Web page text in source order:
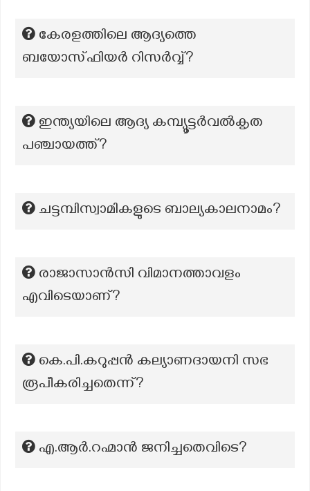
കേരളത്തിലെ ആദ്യത്തെ
ബയോസ്ഫിയര്‍ റിസര്‍വ്വ്?
ഇന്ത്യയിലെ ആദ്യ കമ്പ്യൂട്ടർവൽകൃത
പഞ്ചായത്ത്?
ചട്ടമ്പിസ്വാമികളുടെ ബാല്യകാലനാമം?
രാജാസാൻസി വിമാനത്താവളം
എവിടെയാണ്?
കെ.പി.കറുപ്പൻ കല്യാണദായനി സഭ
രൂപീകരിച്ചതെന്ന്?
എ.ആർ.റഹ്മാൻ ജനിച്ചതെവിടെ?